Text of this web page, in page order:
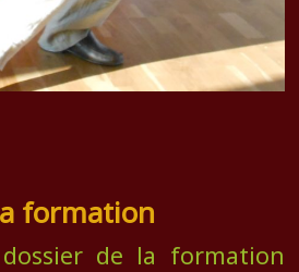
formation
de la formation